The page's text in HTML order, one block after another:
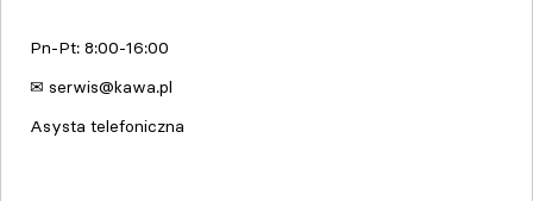
Pn-Pt: 8:00-16:00
✉ serwis@kawa.pl
Asysta telefoniczna